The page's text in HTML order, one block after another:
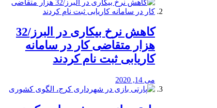
کاهش نرخ بیکاری در البرز/32
هزار متقاضی کار در سامانه
کاریابی ثبت نام کردند
می 14, 2020